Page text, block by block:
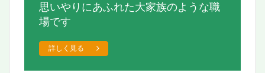
思いやりにあふれた大家族のような職
場です
詳しく見る